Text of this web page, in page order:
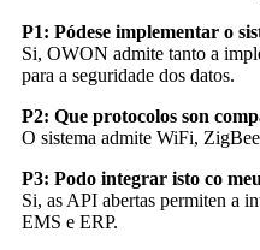
P1: Pódese implementar o
Si, OWON admite tanto a
para a seguridade dos datos.
P2: Que protocolos son
O sistema admite WiFi,
P3: Podo integrar isto co
Si, as API abertas permiten a
EMS e ERP.